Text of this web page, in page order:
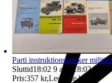
Parti instruktionsböcker
Sluttid18:02 9 aug 18:02.
Pris:357 kr,Ledande bud